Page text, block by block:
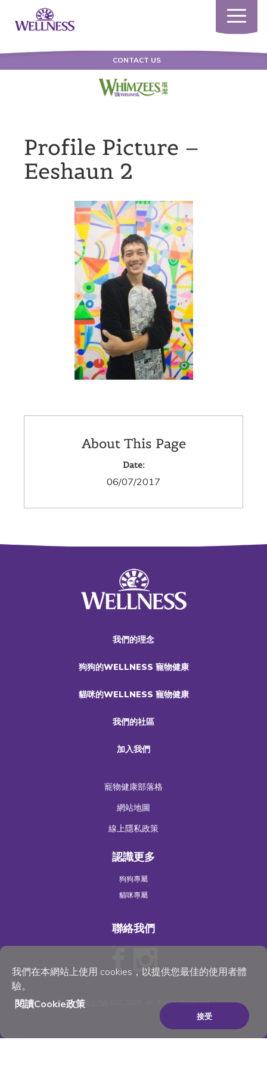
我們在本網站上使用 cookies，以提供您最佳的使用者體
驗。
閱讀Cookie政策
接受
Toggle
CONTACT US
Profile Picture –
Eeshaun 2
About This Page
Date:
06/07/2017
我們的理念
狗狗的WELLNESS 寵物健康
貓咪的WELLNESS 寵物健康
我們的社區
加入我們
寵物健康部落格
網站地圖
線上隱私政策
認識更多
狗狗專屬
貓咪專屬
聯絡我們
©Wellness Pet , LLC 2023. All Rights Reserved